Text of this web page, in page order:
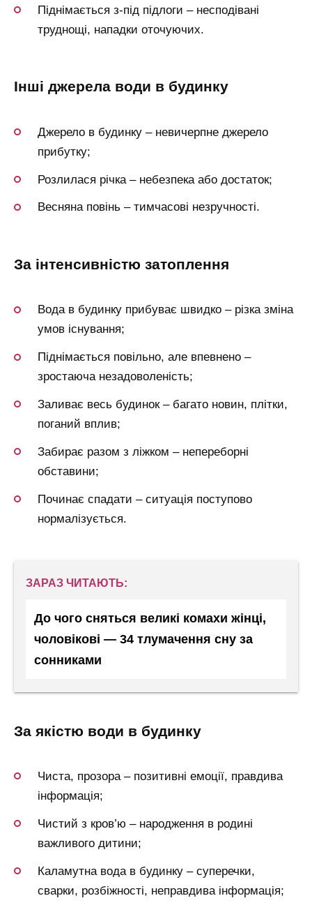
Піднімається з-під підлоги – несподівані
труднощі, нападки оточуючих.
інші джерела води в будинку
Джерело в будинку – невичерпне джерело
прибутку;
Розлилася річка – небезпека або достаток;
Весняна повінь – тимчасові незручності.
за інтенсивністю затоплення
Вода в будинку прибуває швидко – різка зміна
умов існування;
Піднімається повільно, але впевнено –
зростаюча незадоволеність;
Заливає весь будинок – багато новин, плітки,
поганий вплив;
Забирає разом з ліжком – непереборні
обставини;
Починає спадати – ситуація поступово
нормалізується.
ЗАРАЗ ЧИТАЮТЬ:
До чого сняться великі комахи жінці,
чоловікові — 34 тлумачення сну за
сонниками
за якістю води в будинку
Чиста, прозора – позитивні емоції, правдива
інформація;
Чистий з кров’ю – народження в родині
важливого дитини;
Каламутна вода в будинку – суперечки,
сварки, розбіжності, неправдива інформація;